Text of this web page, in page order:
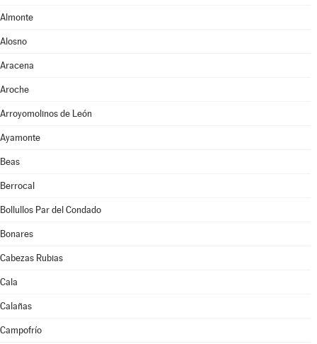
Almonte
Alosno
Aracena
Aroche
Arroyomolinos de León
Ayamonte
Beas
Berrocal
Bollullos Par del Condado
Bonares
Cabezas Rubias
Cala
Calañas
Campofrío